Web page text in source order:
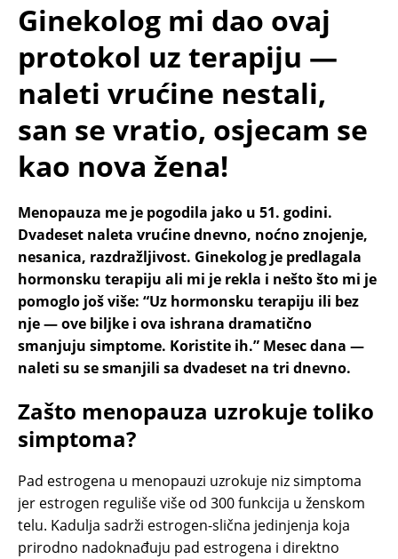
Ginekolog mi dao ovaj
protokol uz terapiju —
naleti vrućine nestali,
san se vratio, osjecam se
kao nova žena!
Menopauza me je pogodila jako u 51. godini.
Dvadeset naleta vrućine dnevno, noćno znojenje,
nesanica, razdražljivost. Ginekolog je predlagala
hormonsku terapiju ali mi je rekla i nešto što mi je
pomoglo još više: “Uz hormonsku terapiju ili bez
nje — ove biljke i ova ishrana dramatično
smanjuju simptome. Koristite ih.” Mesec dana —
naleti su se smanjili sa dvadeset na tri dnevno.
Zašto menopauza uzrokuje toliko
simptoma?
Pad estrogena u menopauzi uzrokuje niz simptoma
jer estrogen reguliše više od 300 funkcija u ženskom
telu. Kadulja sadrži estrogen-slična jedinjenja koja
prirodno nadoknađuju pad estrogena i direktno